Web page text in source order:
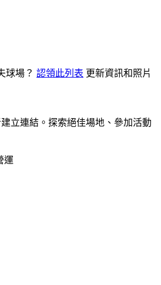
球場？ 認領此列表 更新資訊和照片
立連結。探索絕佳場地、參加活動
運